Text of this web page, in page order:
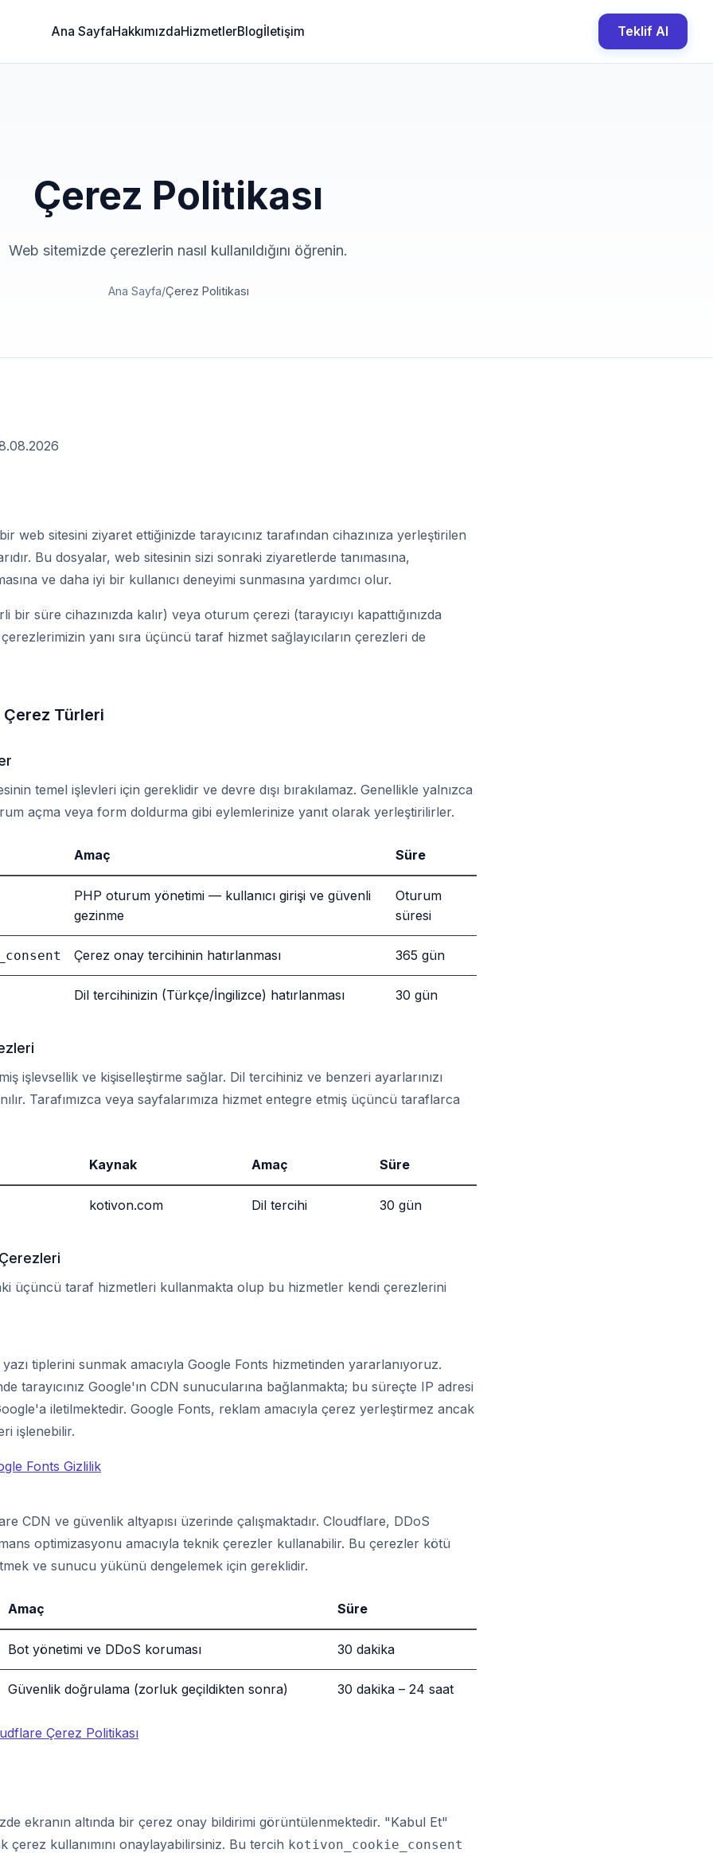
Ana SayfaHakkımızdaHizmetlerBlogİletişim Teklif Al
Çerez Politikası
Web sitemizde çerezlerin nasıl kullanıldığını öğrenin.
Ana Sayfa/Çerez Politikası
web sitesini ziyaret ettiğinizde tarayıcınız tarafından cihazınıza yerleştirilen
Bu dosyalar, web sitesinin sizi sonraki ziyaretlerde tanımasına,
ve daha iyi bir kullanıcı deneyimi sunmasına yardımcı olur.
bir süre cihazınızda kalır) veya oturum çerezi (tarayıcıyı kapattığınızda
yanı sıra üçüncü taraf hizmet sağlayıcıların çerezleri de
Çerez Türleri
temel işlevleri için gereklidir ve devre dışı bırakılamaz. Genellikle yalnızca
açma veya form doldurma gibi eylemlerinize yanıt olarak yerleştirilirler.
Amaç Süre
PHP oturum yönetimi — kullanıcı girişi ve güvenli
gezinme
Oturum
süresi
Çerez onay tercihinin hatırlanması 365 gün
Dil tercihinizin (Türkçe/İngilizce) hatırlanması 30 gün
işlevsellik ve kişiselleştirme sağlar. Dil tercihiniz ve benzeri ayarlarınızı
Tarafımızca veya sayfalarımıza hizmet entegre etmiş üçüncü taraflarca
Kaynak Amaç Süre
kotivon.com Dil tercihi 30 gün
üçüncü taraf hizmetleri kullanmakta olup bu hizmetler kendi çerezlerini
tiplerini sunmak amacıyla Google Fonts hizmetinden yararlanıyoruz.
tarayıcınız Google'ın CDN sunucularına bağlanmakta; bu süreçte IP adresi
iletilmektedir. Google Fonts, reklam amacıyla çerez yerleştirmez ancak
işlenebilir.
Fonts Gizlilik
CDN ve güvenlik altyapısı üzerinde çalışmaktadır. Cloudflare, DDoS
optimizasyonu amacıyla teknik çerezler kullanabilir. Bu çerezler kötü
ve sunucu yükünü dengelemek için gereklidir.
Amaç Süre
Bot yönetimi ve DDoS koruması 30 dakika
Güvenlik doğrulama (zorluk geçildikten sonra) 30 dakika – 24 saat
Çerez Politikası
ekranın altında bir çerez onay bildirimi görüntülenmektedir. "Kabul Et"
çerez kullanımını onaylayabilirsiniz. Bu tercih kotivon_cookie_consent